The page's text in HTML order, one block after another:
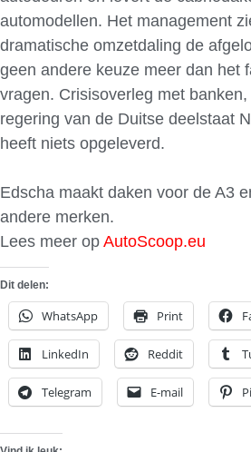
automodellen. Het management
dramatische omzetdaling de
geen andere keuze meer dan het
vragen. Crisisoverleg met
regering van de Duitse deelstaat
heeft niets opgeleverd.
Edscha maakt daken voor de A3
andere merken.
Lees meer op AutoScoop.eu
Dit delen:
WhatsApp Print
LinkedIn Reddit
Telegram E-mail